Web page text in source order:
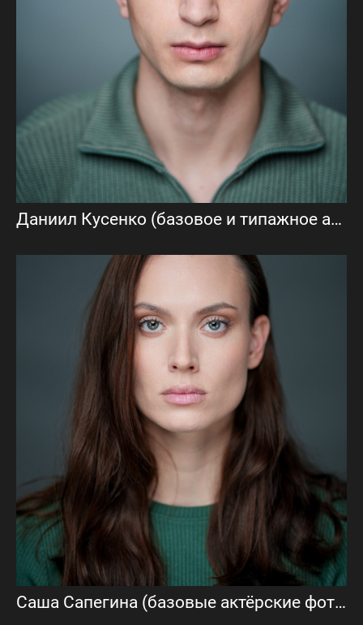
Даниил Кусенко (базовое и типажное актёрское портфолио)
Саша Сапегина (базовые актёрские фото и видеовизитка)